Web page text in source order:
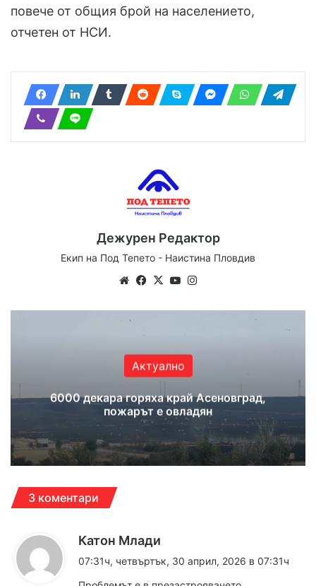
повече от общия брой на населението,
отчетен от НСИ.
Дежурен Редактор
Екип на Под Тепето - Наистина Пловдив
WebsiteFacebook
X YouTube
Актуално
6000 декара горяха край Асеновград,
пожарът е овладян
3 коментари
Катон Млади
07:31ч, четвъртък, 30 април, 2026 в 07:31ч